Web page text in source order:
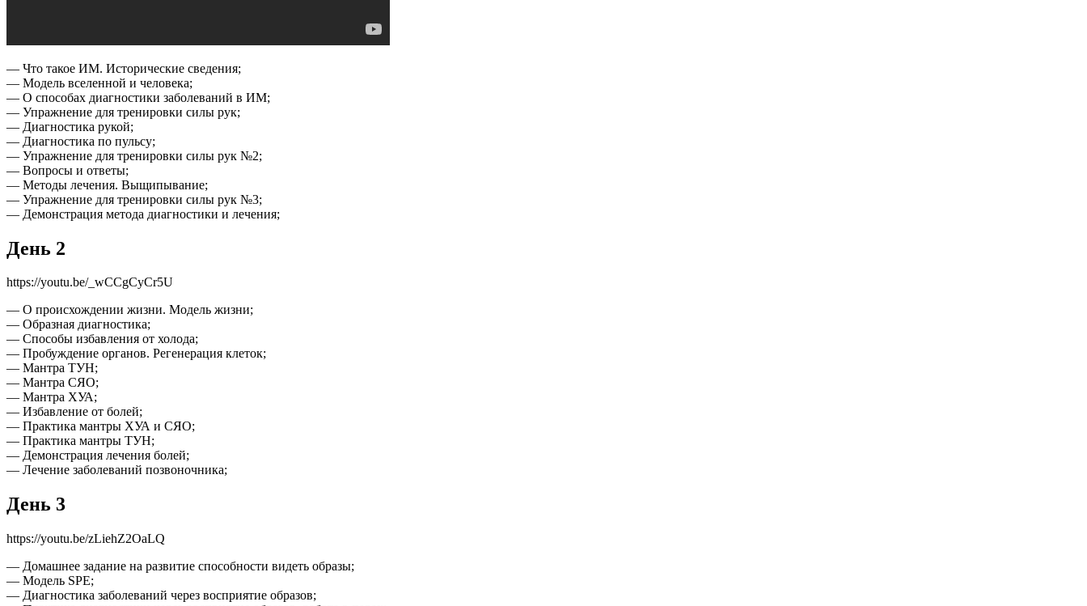
— Что такое ИМ. Исторические сведения;
— Модель вселенной и человека;
— О способах диагностики заболеваний в ИМ;
— Упражнение для тренировки силы рук;
— Диагностика рукой;
— Диагностика по пульсу;
— Упражнение для тренировки силы рук №2;
— Вопросы и ответы;
— Методы лечения. Выщипывание;
— Упражнение для тренировки силы рук №3;
— Демонстрация метода диагностики и лечения;
День 2
https://youtu.be/_wCCgCyCr5U
— О происхождении жизни. Модель жизни;
— Образная диагностика;
— Способы избавления от холода;
— Пробуждение органов. Регенерация клеток;
— Мантра ТУН;
— Мантра СЯО;
— Мантра ХУА;
— Избавление от болей;
— Практика мантры ХУА и СЯО;
— Практика мантры ТУН;
— Демонстрация лечения болей;
— Лечение заболеваний позвоночника;
День 3
https://youtu.be/zLiehZ2OaLQ
— Домашнее задание на развитие способности видеть образы;
— Модель SPE;
— Диагностика заболеваний через восприятие образов;